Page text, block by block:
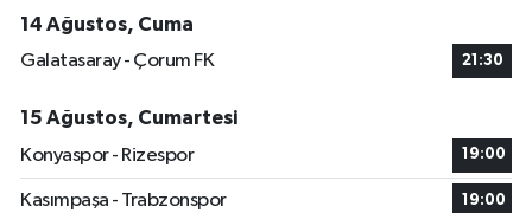
14 Ağustos, Cuma
Galatasaray - Çorum FK
21:30
15 Ağustos, Cumartesi
Konyaspor - Rizespor
19:00
Kasımpaşa - Trabzonspor 19:00